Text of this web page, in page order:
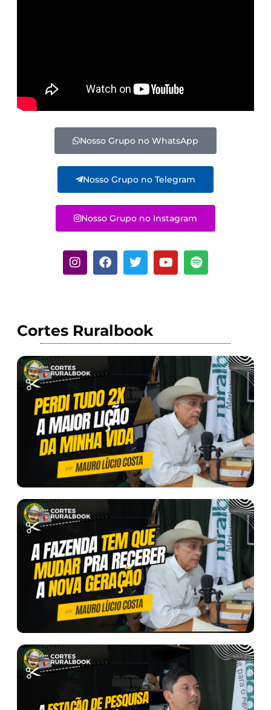
Nosso Grupo no WhatsApp
Nosso Grupo no Telegram
Nosso Grupo no Instagram
Cortes Ruralbook